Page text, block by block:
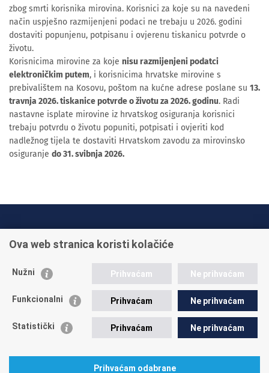
zbog smrti korisnika mirovina. Korisnici za koje su na navedeni
način uspješno razmijenjeni podaci ne trebaju u 2026. godini
dostaviti popunjenu, potpisanu i ovjerenu tiskanicu potvrde o
životu.
Korisnicima mirovine za koje nisu razmijenjeni podatci
elektroničkim putem, i korisnicima hrvatske mirovine s
prebivalištem na Kosovu, poštom na kućne adrese poslane su 13.
travnja 2026. tiskanice potvrde o životu za 2026. godinu. Radi
nastavne isplate mirovine iz hrvatskog osiguranja korisnici
trebaju potvrdu o životu popuniti, potpisati i ovjeriti kod
nadležnog tijela te dostaviti Hrvatskom zavodu za mirovinsko
osiguranje do 31. svibnja 2026.
+385 1 45 95 011
Postavite pitanje
Ova web stranica koristi kolačiće
Nužni Prihvaćam Ne prihvaćam
Funkcionalni Prihvaćam Ne prihvaćam
Statistički Prihvaćam Ne prihvaćam
Prihvaćam odabrane